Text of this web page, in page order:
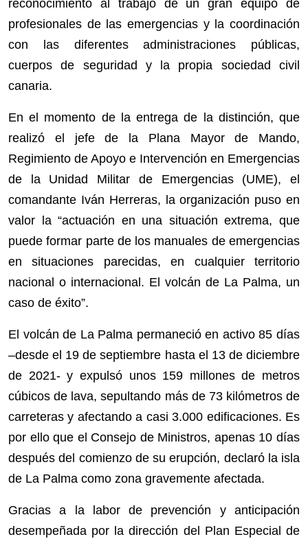
reconocimiento al trabajo de un gran equipo de
profesionales de las emergencias y la coordinación
con las diferentes administraciones públicas,
cuerpos de seguridad y la propia sociedad civil
canaria.
En el momento de la entrega de la distinción, que
realizó el jefe de la Plana Mayor de Mando,
Regimiento de Apoyo e Intervención en Emergencias
de la Unidad Militar de Emergencias (UME), el
comandante Iván Herreras, la organización puso en
valor la “actuación en una situación extrema, que
puede formar parte de los manuales de emergencias
en situaciones parecidas, en cualquier territorio
nacional o internacional. El volcán de La Palma, un
caso de éxito”.
El volcán de La Palma permaneció en activo 85 días
–desde el 19 de septiembre hasta el 13 de diciembre
de 2021- y expulsó unos 159 millones de metros
cúbicos de lava, sepultando más de 73 kilómetros de
carreteras y afectando a casi 3.000 edificaciones. Es
por ello que el Consejo de Ministros, apenas 10 días
después del comienzo de su erupción, declaró la isla
de La Palma como zona gravemente afectada.
Gracias a la labor de prevención y anticipación
desempeñada por la dirección del Plan Especial de